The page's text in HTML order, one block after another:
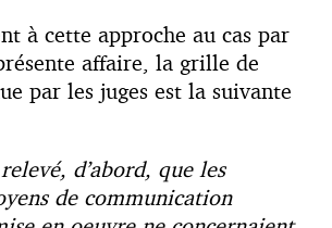
à cette approche au cas par
affaire, la grille de
par les juges est la suivante
d’abord, que les
de communication